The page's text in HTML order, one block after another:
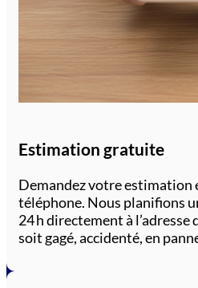
Estimation gratuite
Demandez votre estimation
téléphone. Nous planifions
24 h directement à l’adresse
soit gagé, accidenté, en